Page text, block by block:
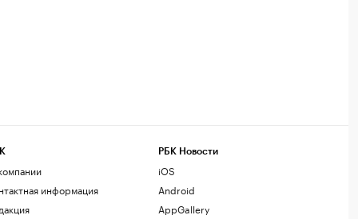
информация
РБК Новости
iOS
Android
AppGallery